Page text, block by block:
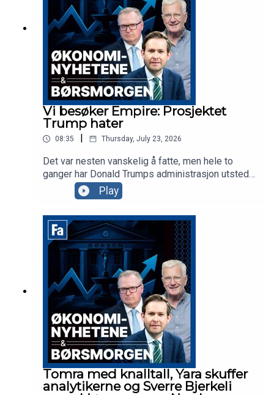
Vi besøker Empire: Prosjektet
Trump hater
08:35 Thursday, July 23, 2026
Det var nesten vanskelig å fatte, men hele to
ganger har Donald Trumps administrasjon utstedt
stoppordrer for det godkjente gigantprosjektet
innen havvind, Empire Wind utenfor New York.
Prosjekter tilhørende Ørsted og andre selskaper
ble også forsøkt stoppet, men hva er det som
irriterer presidenten? Vi drar til Brooklyn i New
York for å se på det som er et av Equinors største
prosjekter noensinne.
Play
Tomra med knalltall, Yara skuffer
analytikerne og Sverre Bjerkeli